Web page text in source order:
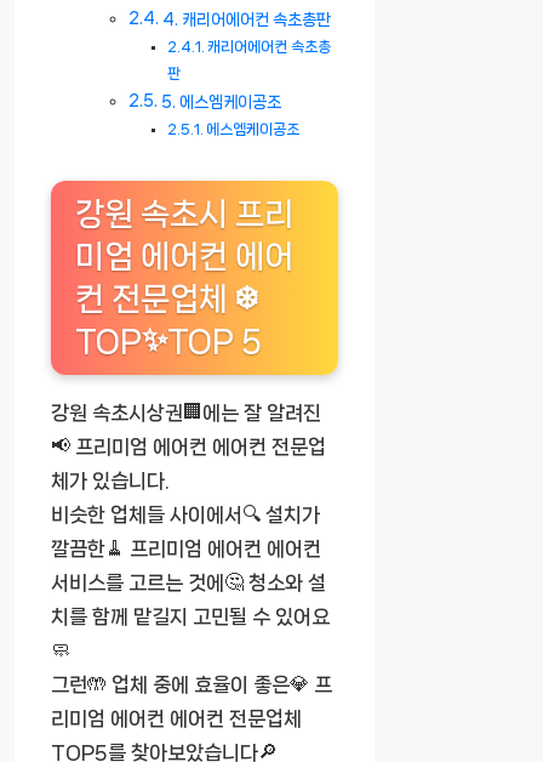
4. 캐리어에어컨 속초총판
캐리어에어컨 속초총
판
5. 에스엠케이공조
에스엠케이공조
강원 속초시 프리
미엄 에어컨 에어
컨 전문업체 ❄️
TOP✨TOP 5
강원 속초시상권🏢에는 잘 알려진
📢 프리미엄 에어컨 에어컨 전문업
체가 있습니다.
비슷한 업체들 사이에서🔍 설치가
깔끔한🧹 프리미엄 에어컨 에어컨
서비스를 고르는 것에🤔 청소와 설
치를 함께 맡길지 고민될 수 있어요
🧼
그런🤲 업체 중에 효율이 좋은💎 프
리미엄 에어컨 에어컨 전문업체
TOP5를 찾아보았습니다🔎